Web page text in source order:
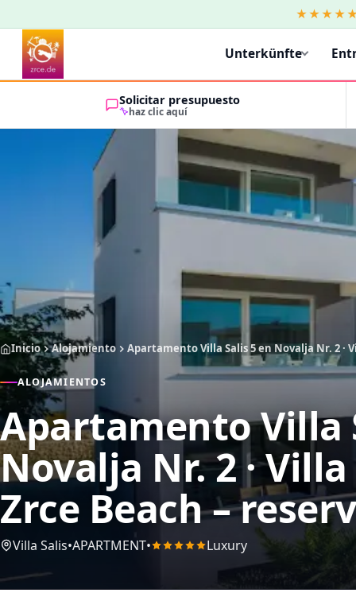
Unterkünfte
Solicitar presupuesto
haz clic aquí
Inicio Alojamiento Apartamento Villa Salis 5 en Novalja Nr. 2 ·
ALOJAMIENTOS
Apartamento Villa
Novalja Nr. 2 ·
Zrce Beach –
Villa Salis•APARTMENT• Luxury